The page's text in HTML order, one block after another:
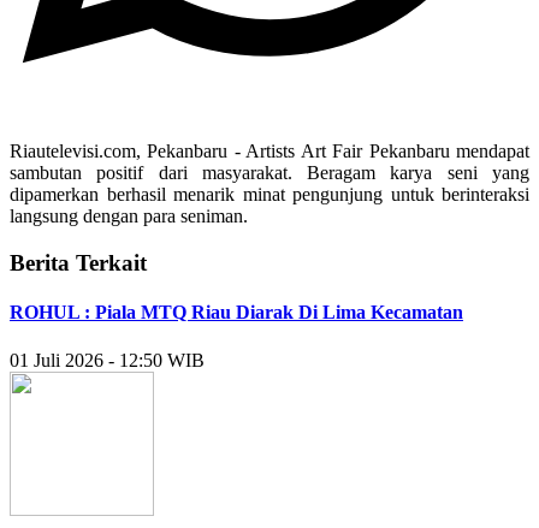
Riautelevisi.com, Pekanbaru - Artists Art Fair Pekanbaru mendapat
sambutan positif dari masyarakat. Beragam karya seni yang
dipamerkan berhasil menarik minat pengunjung untuk berinteraksi
langsung dengan para seniman.
Berita Terkait
ROHUL : Piala MTQ Riau Diarak Di Lima Kecamatan
01 Juli 2026 - 12:50 WIB